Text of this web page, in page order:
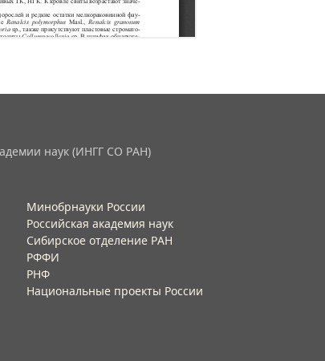
наук (ИНГГ СО РАН)
Минобрнауки России
Российская академия наук
Сибирское отделение РАН
РФФИ
РНФ
Национальные проекты России